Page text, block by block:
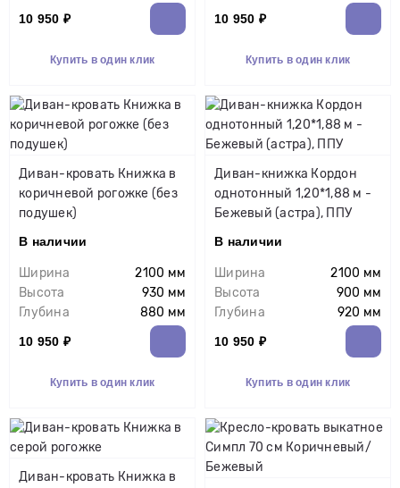
10 950 ₽
Купить в один клик
10 950 ₽
Купить в один клик
Диван-кровать Книжка в
коричневой рогожке (без
подушек)
В наличии
Ширина
2100 мм
Высота
930 мм
Глубина
880 мм
10 950 ₽
Купить в один клик
Диван-книжка Кордон
однотонный 1,20*1,88 м -
Бежевый (астра), ППУ
В наличии
Ширина
2100 мм
Высота
900 мм
Глубина
920 мм
10 950 ₽
Купить в один клик
Диван-кровать Книжка в